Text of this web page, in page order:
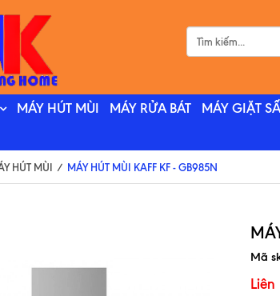
MÁY HÚT MÙI MÁY RỬA BÁT MÁY GIẶT
HÚT MÙI / MÁY HÚT MÙI KAFF KF - GB985N
Mã
Liên